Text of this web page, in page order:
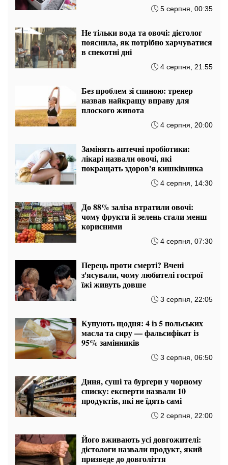
5 серпня, 00:35
Не тільки вода та овочі: дієтолог
пояснила, як потрібно харчуватися
в спекотні дні
4 серпня, 21:55
Без проблем зі спиною: тренер
назвав найкращу вправу для
плоского живота
4 серпня, 20:00
Замінять аптечні пробіотики:
лікарі назвали овочі, які
покращать здоров'я кишківника
4 серпня, 14:30
До 88% заліза втратили овочі:
чому фрукти й зелень стали менш
корисними
4 серпня, 07:30
Перець проти смерті? Вчені
з'ясували, чому любителі гострої
їжі живуть довше
3 серпня, 22:05
Купують щодня: 4 із 5 польських
масла та сиру — фальсифікат із
95% замінників
3 серпня, 06:50
Диня, суші та бургери у чорному
списку: експерти назвали 10
продуктів, які не їдять самі
2 серпня, 22:00
Його вживають усі довгожителі:
дієтологи назвали продукт, який
призведе до довголіття